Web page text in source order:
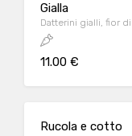
Gialla
Datterini gialli, fior
11.00 €
Rucola e cotto